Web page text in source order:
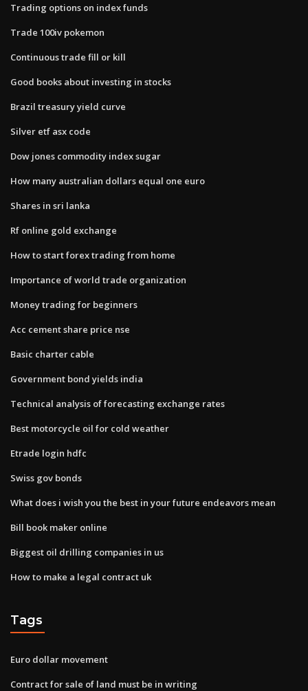
Trading options on index funds
Trade 100iv pokemon
Continuous trade fill or kill
Good books about investing in stocks
Brazil treasury yield curve
Silver etf asx code
Dow jones commodity index sugar
How many australian dollars equal one euro
Shares in sri lanka
Rf online gold exchange
How to start forex trading from home
Importance of world trade organization
Money trading for beginners
Acc cement share price nse
Basic charter cable
Government bond yields india
Technical analysis of forecasting exchange rates
Best motorcycle oil for cold weather
Etrade login hdfc
Swiss gov bonds
What does i wish you the best in your future endeavors mean
Bill book maker online
Biggest oil drilling companies in us
How to make a legal contract uk
Tags
Euro dollar movement
Contract for sale of land must be in writing